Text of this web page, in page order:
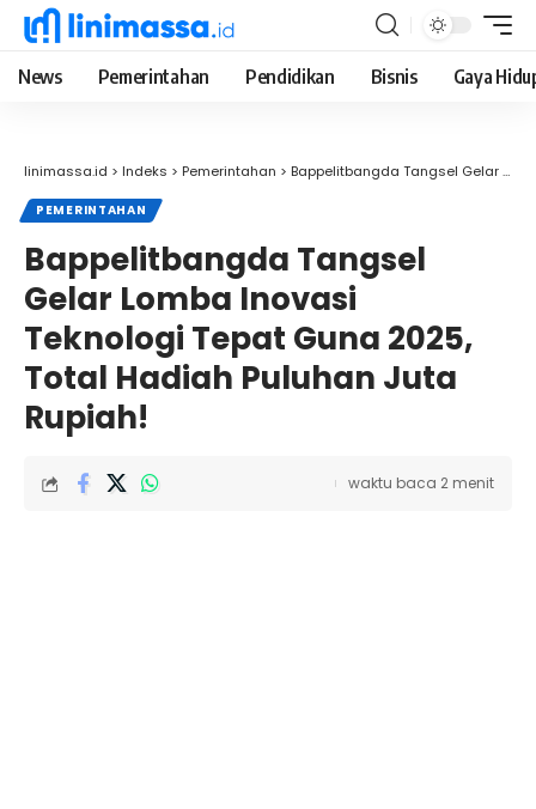
News Pemerintahan Pendidikan Bisnis Gaya
linimassa.id > Indeks > Pemerintahan > Bappelitbangda Tangsel Gelar Lomba Inovasi Teknologi Tepat Guna 2025, Total Hadiah Puluhan Juta Rupiah!
PEMERINTAHAN
Bappelitbangda Tangsel
Gelar Lomba Inovasi
Teknologi Tepat Guna 2025,
Total Hadiah Puluhan Juta
Rupiah!
waktu baca 2 menit